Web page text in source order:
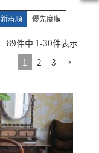
新着順 優先度順
89件中 1-30件表示
1
2 3